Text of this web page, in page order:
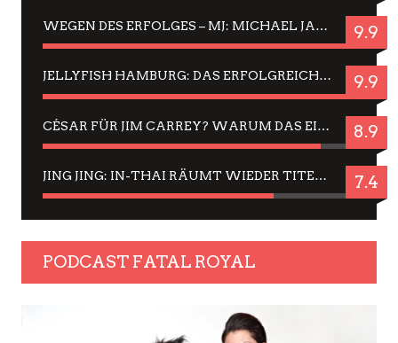
WEGEN DES ERFOLGES – MJ: MICHAEL JACKSON MUSICAL IN EINER MATINEE SEHEN 9.9
JELLYFISH HAMBURG: DAS ERFOLGREICHE SOMMER-MENÜ 2025 IN GEFÜHLEN UND BILDERN 9.9
CÉSAR FÜR JIM CARREY? WARUM DAS EINER DER NERVIGSTEN ACTORS IST UND BLEIBT 8.9
JING JING: IN-THAI RÄUMT WIEDER TITEL AB – EIN ZWEI-STUNDEN-ERLEBNISBERICHT 7.4
PODCAST FATAL ROYAL